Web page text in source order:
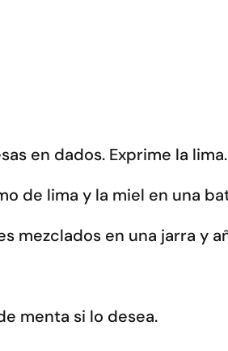
en dados. Exprime la lima.
de lima y la miel en una
mezclados en una jarra y
menta si lo desea.